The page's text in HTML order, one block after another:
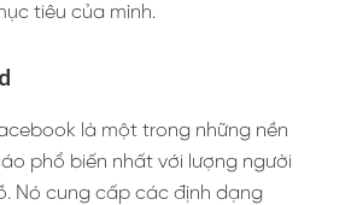
tiêu của mình.
là một trong những nền
phổ biến nhất với lượng người
Nó cung cấp các định dạng